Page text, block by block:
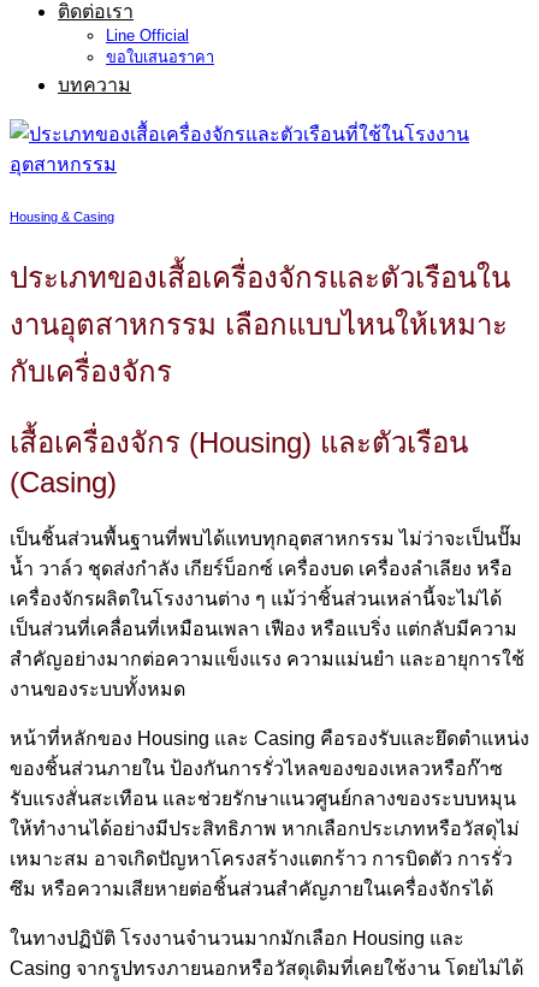
ติดต่อเรา
Line Official
ขอใบเสนอราคา
บทความ
Housing & Casing
ประเภทของเสื้อเครื่องจักรและตัวเรือนใน
งานอุตสาหกรรม เลือกแบบไหนให้เหมาะ
กับเครื่องจักร
เสื้อเครื่องจักร (Housing) และตัวเรือน
(Casing)
เป็นชิ้นส่วนพื้นฐานที่พบได้แทบทุกอุตสาหกรรม ไม่ว่าจะเป็นปั๊ม
น้ำ วาล์ว ชุดส่งกำลัง เกียร์บ็อกซ์ เครื่องบด เครื่องลำเลียง หรือ
เครื่องจักรผลิตในโรงงานต่าง ๆ แม้ว่าชิ้นส่วนเหล่านี้จะไม่ได้
เป็นส่วนที่เคลื่อนที่เหมือนเพลา เฟือง หรือแบริ่ง แต่กลับมีความ
สำคัญอย่างมากต่อความแข็งแรง ความแม่นยำ และอายุการใช้
งานของระบบทั้งหมด
หน้าที่หลักของ Housing และ Casing คือรองรับและยึดตำแหน่ง
ของชิ้นส่วนภายใน ป้องกันการรั่วไหลของของเหลวหรือก๊าซ
รับแรงสั่นสะเทือน และช่วยรักษาแนวศูนย์กลางของระบบหมุน
ให้ทำงานได้อย่างมีประสิทธิภาพ หากเลือกประเภทหรือวัสดุไม่
เหมาะสม อาจเกิดปัญหาโครงสร้างแตกร้าว การบิดตัว การรั่ว
ซึม หรือความเสียหายต่อชิ้นส่วนสำคัญภายในเครื่องจักรได้
ในทางปฏิบัติ โรงงานจำนวนมากมักเลือก Housing และ
Casing จากรูปทรงภายนอกหรือวัสดุเดิมที่เคยใช้งาน โดยไม่ได้